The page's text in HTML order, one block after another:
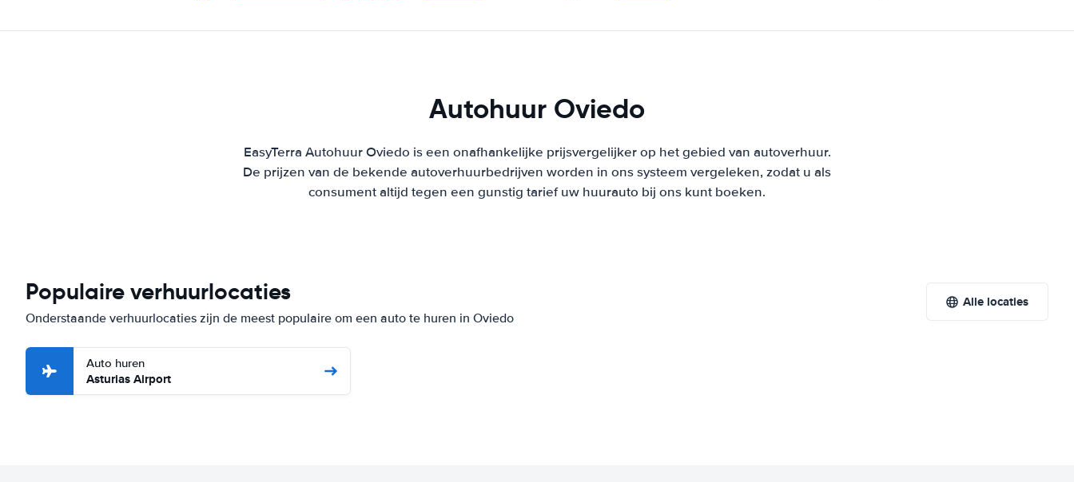
Autohuur Oviedo
EasyTerra Autohuur Oviedo is een onafhankelijke prijsvergelijker op het gebied van autoverhuur.
De prijzen van de bekende autoverhuurbedrijven worden in ons systeem vergeleken, zodat u als
consument altijd tegen een gunstig tarief uw huurauto bij ons kunt boeken.
Populaire verhuurlocaties
Onderstaande verhuurlocaties zijn de meest populaire om een auto te huren in Oviedo
Alle locaties
Auto huren
Asturias Airport